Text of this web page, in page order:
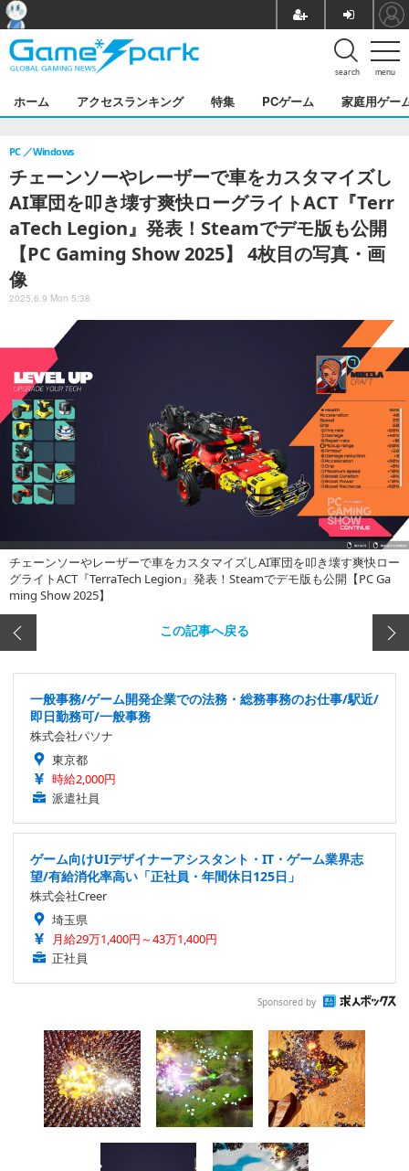
menu
search
ホーム アクセスランキング 特集 PCゲーム 家庭用ゲー
チェーンソーやレーザーで車をカスタマイズし
AI軍団を叩き壊す爽快ローグライトACT『Terr
aTech Legion』発表！Steamでデモ版も公開
【PC Gaming Show 2025】 4枚目の写真・画
像
PC Windows
2025.6.9 Mon 5:38
チェーンソーやレーザーで車をカスタマイズしAI軍団を叩き壊す爽快ロー
グライトACT『TerraTech Legion』発表！Steamでデモ版も公開【PC Ga
ming Show 2025】
この記事へ戻る
一般事務/ゲーム開発企業での法務・総務事務のお仕事/駅近/
即日勤務可/一般事務
株式会社パソナ
東京都
時給2,000円
派遣社員
ゲーム向けUIデザイナーアシスタント・IT・ゲーム業界志
望/有給消化率高い「正社員・年間休日125日」
株式会社Creer
埼玉県
月給29万1,400円～43万1,400円
正社員
Sponsored by